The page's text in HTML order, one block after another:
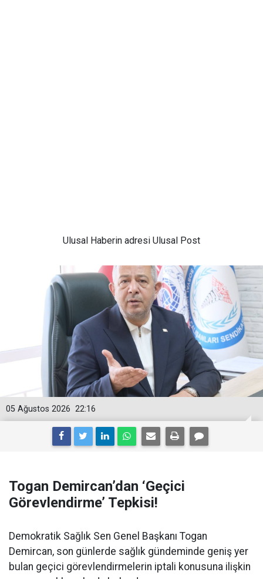
Ulusal Haberin adresi Ulusal Post
22:16
05 Ağustos 2026
Togan Demircan’dan ‘Geçici
Görevlendirme’ Tepkisi!
Demokratik Sağlık Sen Genel Başkanı Togan
Demircan, son günlerde sağlık gündeminde geniş yer
bulan geçici görevlendirmelerin iptali konusuna ilişkin